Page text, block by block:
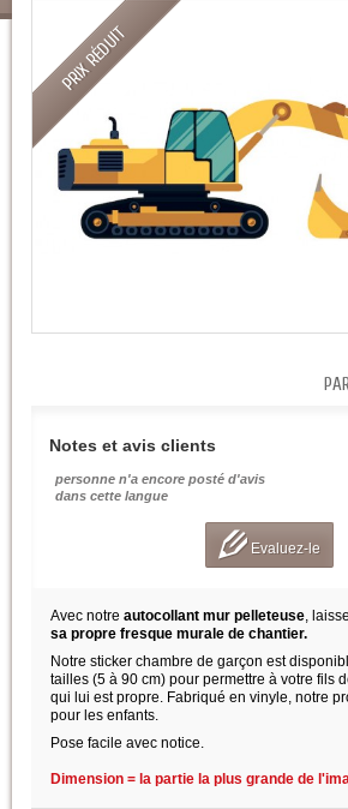
PRIX RÉDUIT
Notes et avis clients
personne n'a encore posté d'avis
dans cette langue
Evaluez-le
Avec notre autocollant mur pelleteuse,
sa propre fresque murale de chantier.
Notre sticker chambre de garçon est
tailles (5 à 90 cm) pour permettre à votre fils
qui lui est propre. Fabriqué en vinyle, notre
pour les enfants.
Pose facile avec notice.
Dimension = la partie la plus grande de